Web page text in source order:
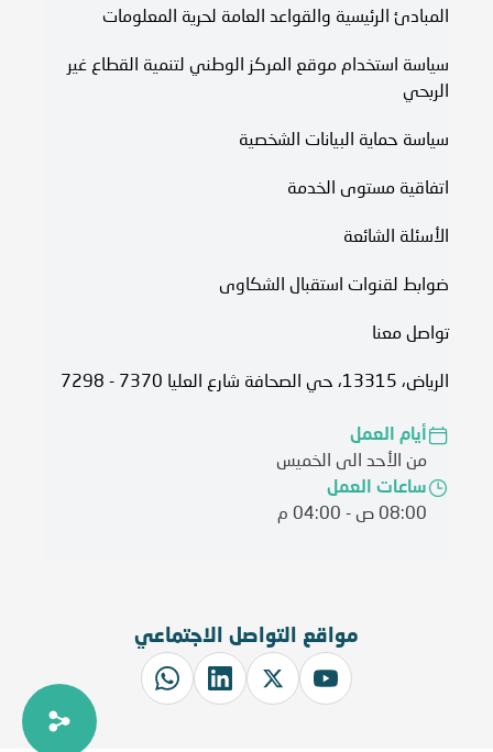
المبادئ الرئيسية والقواعد العامة لحرية المعلومات
سياسة استخدام موقع المركز الوطني لتنمية القطاع غير
الربحي
سياسة حماية البيانات الشخصية
اتفاقية مستوى الخدمة​
الأسئلة الشائعة
ضوابط لقنوات استقبال الشكاوى
تواصل معنا
الرياض، 13315، حي الصحافة شارع العليا 7370 - 7298
أيام العمل
من الأحد الى الخميس
ساعات العمل
08:00 ص - 04:00 م
مواقع التواصل الاجتماعي